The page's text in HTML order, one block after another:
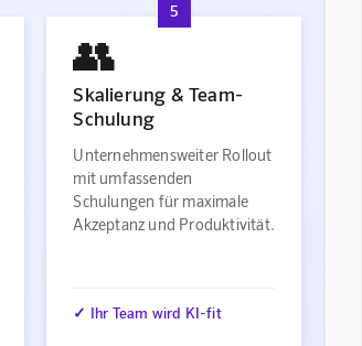
5
👥
Skalierung & Team-
Schulung
Unternehmensweiter Rollout
mit umfassenden
Schulungen für maximale
Akzeptanz und Produktivität.
✓ Ihr Team wird KI-fit